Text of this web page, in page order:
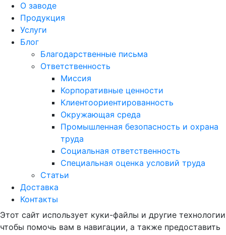
О заводе
Продукция
Услуги
Блог
Благодарственные письма
Ответственность
Миссия
Корпоративные ценности
Клиентоориентированность
Окружающая среда
Промышленная безопасность и охрана
труда
Социальная ответственность
Специальная оценка условий труда
Статьи
Доставка
Контакты
Этот сайт использует куки-файлы и другие
чтобы помочь вам в навигации, а также предоставить